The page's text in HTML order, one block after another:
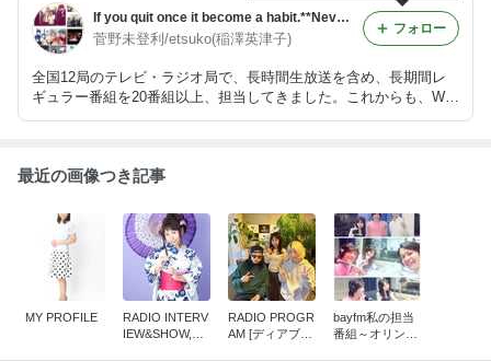
If you quit once it become a habit.**Never quit!!
菅野未登利/etsuko(稲澤英津子)
全国12局のテレビ・ラジオ局で、長時間生放送を含め、長期間レ
ギュラー番組を20番組以上、担当してきました。これからも、Wor
ldwideな活動を継続します。
フォロー
最近の画像つき記事
MY PROFILE
RADIO INTERV
IEW&SHOW,wit
RADIO PROGR
AM [ディアブロ
bayfm私の担当
番組～オリンピ